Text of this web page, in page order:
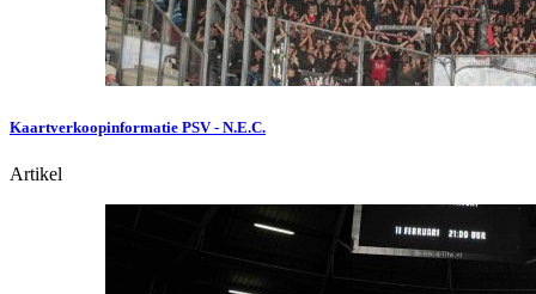
Kaartverkoopinformatie PSV - N.E.C.
Artikel